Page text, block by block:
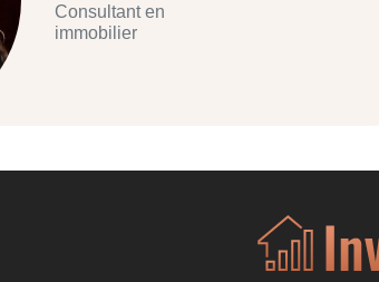
Consultant en
immobilier